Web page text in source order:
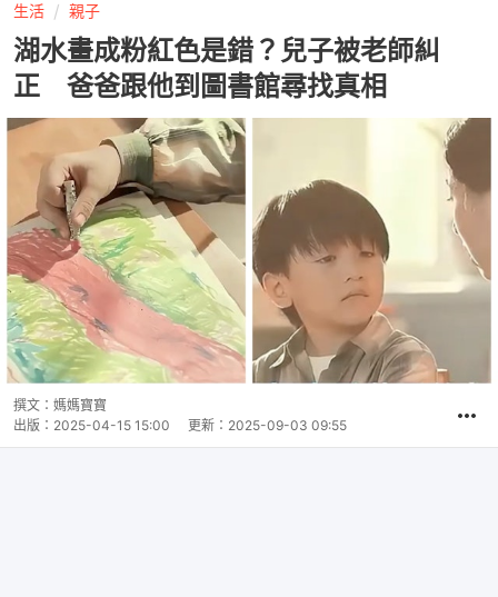
生活 親子
湖水畫成粉紅色是錯？兒子被老師糾
正 爸爸跟他到圖書館尋找真相
撰文： 媽媽寶寶
出版： 2025-04-15 15:00 更新： 2025-09-03 09:55